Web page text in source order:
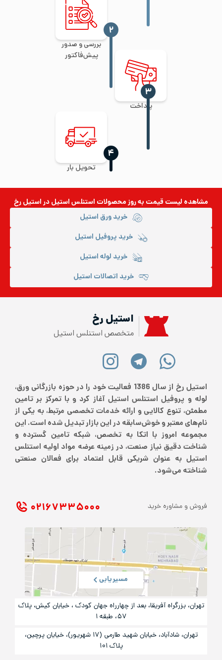
بررسی و صدور
پیش‌فاکتور
‍۲
پرداخت
‍۳
تحویل بار
‍۴
مشاهده لیست قیمت به روزمحصولات استنلس استیلدر استیل رخ
خرید ورق استیل
خرید پروفیل استیل
خرید لوله استیل
خرید اتصالات استیل
استیل رخ
متخصص استنلس استیل
استیل رخ از سال 1386 فعالیت خود را در حوزه بازرگانی ورق،
لوله و پروفیل استنلس استیل آغاز کرد و با تمرکز بر تامین
مطمئن، تنوع کالایی و ارائه خدمات تخصصی مرتبط، به یکی از
نام‌های معتبر و خوش‌سابقه در این بازار تبدیل شده است. این
مجموعه امروز با اتکا به تخصص، شبکه تامین گسترده و
شناخت دقیق نیاز صنعت، در زمینه عرضه مواد اولیه استنلس
استیل به عنوان شریکی قابل اعتماد برای فعالان صنعتی
شناخته می‌شود.
فروش و مشاوره خرید ۰۲۱ ۶۷۳۳۵۰۰۰
مسیریابی
تهران، بزرگراه آفریقا، بعد از چهارراه جهان کودک ، خیابان کیش، پلاک
۵۷، طبقه ۱
تهران، شادآباد، خیابان شهید طارمی (۱۷ شهریور)، خیایان پرچین،
پلاک ۱۰۱